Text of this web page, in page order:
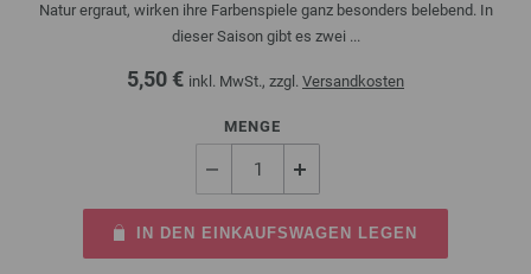
Natur ergraut, wirken ihre Farbenspiele ganz besonders belebend. In
dieser Saison gibt es zwei ...
5,50 € inkl. MwSt., zzgl. Versandkosten
MENGE
IN DEN EINKAUFSWAGEN LEGEN